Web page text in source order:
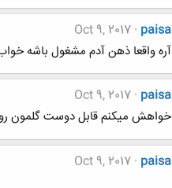
paisa
Oct 9, 2017
آره واقعا ذهن آدم مشغول باشه خواب به چشمه آدم نمیاد.نه
paisa
Oct 9, 2017
خواهش میکنم قابل دوست گلمون
paisa
Oct 9, 2017